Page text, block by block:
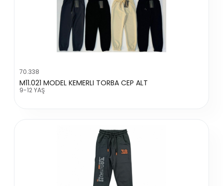
70.338
M11.021 MODEL KEMERLI TORBA CEP ALT
9-12 YAŞ